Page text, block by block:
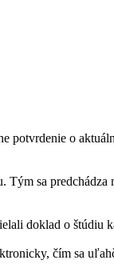
potvrdenie o
sa
doklad o štúdiu
čím sa